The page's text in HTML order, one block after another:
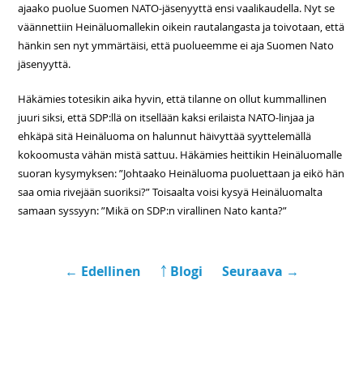
ajaako puolue Suomen NATO-jäsenyyttä ensi vaalikaudella. Nyt se
väännettiin Heinäluomallekin oikein rautalangasta ja toivotaan, että
hänkin sen nyt ymmärtäisi, että puolueemme ei aja Suomen Nato
jäsenyyttä.
Häkämies totesikin aika hyvin, että tilanne on ollut kummallinen
juuri siksi, että SDP:llä on itsellään kaksi erilaista NATO-linjaa ja
ehkäpä sitä Heinäluoma on halunnut häivyttää syyttelemällä
kokoomusta vähän mistä sattuu. Häkämies heittikin Heinäluomalle
suoran kysymyksen: ”Johtaako Heinäluoma puoluettaan ja eikö hän
saa omia rivejään suoriksi?” Toisaalta voisi kysyä Heinäluomalta
samaan syssyyn: ”Mikä on SDP:n virallinen Nato kanta?”
← Edellinen ￪ Blogi Seuraava →